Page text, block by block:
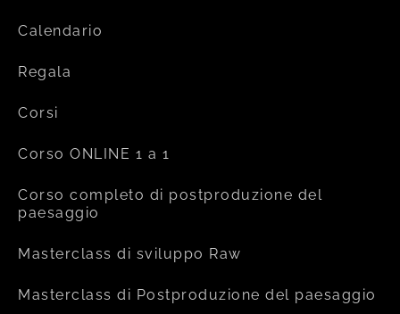
Calendario
Regala
Corsi
Corso ONLINE 1 a 1
Corso completo di postproduzione del
paesaggio
Masterclass di sviluppo Raw
Masterclass di Postproduzione del paesaggio